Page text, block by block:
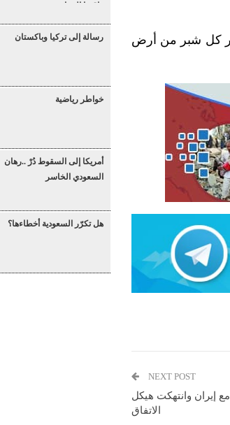
كل شبر من أرض
NEXT POST
إيران وانتهكت هيكل
الاتفاق
واقعنا المعاصر
رسالة إلى تركيا وباكستان
خواطر رياضية
أمريكا إلى السقوط دُرْ ..رهان
السعودي الخاسر
هل تكرّر السعودية أخطاءها؟